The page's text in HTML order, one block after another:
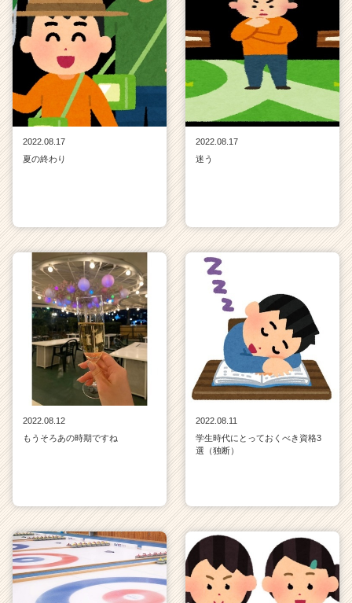
2022.08.17
夏の終わり
2022.08.17
迷う
2022.08.12
もうそろあの時期ですね
2022.08.11
学生時代にとっておくべき資格3
選（独断）